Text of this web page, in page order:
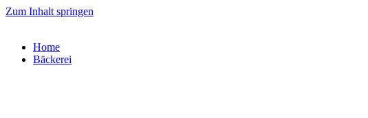
Zum Inhalt springen
Home
Bäckerei